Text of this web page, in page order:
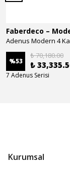
%53
₺ 70,180.00
₺
7 Adenus Serisi
Kurumsal